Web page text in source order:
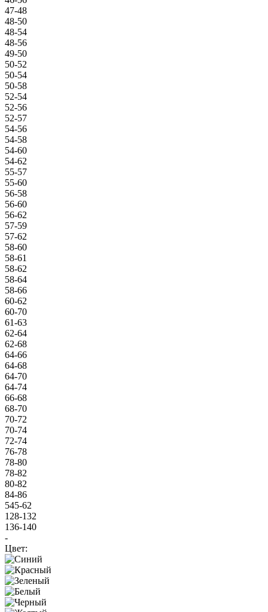
47-48
48-50
48-54
48-56
49-50
50-52
50-54
50-58
52-54
52-56
52-57
54-56
54-58
54-60
54-62
55-57
55-60
56-58
56-60
56-62
57-59
57-62
58-60
58-61
58-62
58-64
58-66
60-62
60-70
61-63
62-64
62-68
64-66
64-68
64-70
64-74
66-68
68-70
70-72
70-74
72-74
76-78
78-80
78-82
80-82
84-86
545-62
128-132
136-140
-
Цвет: